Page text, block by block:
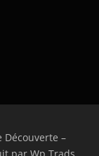
Découverte –